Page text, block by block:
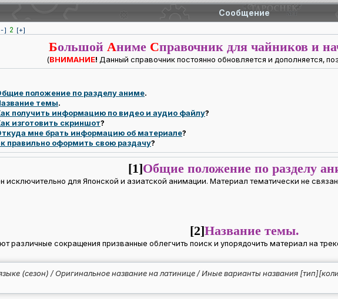
Сообщение
] 2 [+]
Большой Аниме Справочник для чайников и
(ВНИМАНИЕ! Данный справочник постоянно обновляется и дополняется,
положение по разделу аниме.
темы.
получить информацию по видео и аудио файлу?
изготовить скриншот?
мне брать информацию об материале?
правильно оформить свою раздачу?
[1]Общие положение по разделу
исключительно для Японской и азиатской анимации. Материал тематически не
[2]Название темы.
различные сокращения призванные облегчить поиск и упорядочить материал на
(сезон) / Оригинальное название на латинице / Иные варианты названия